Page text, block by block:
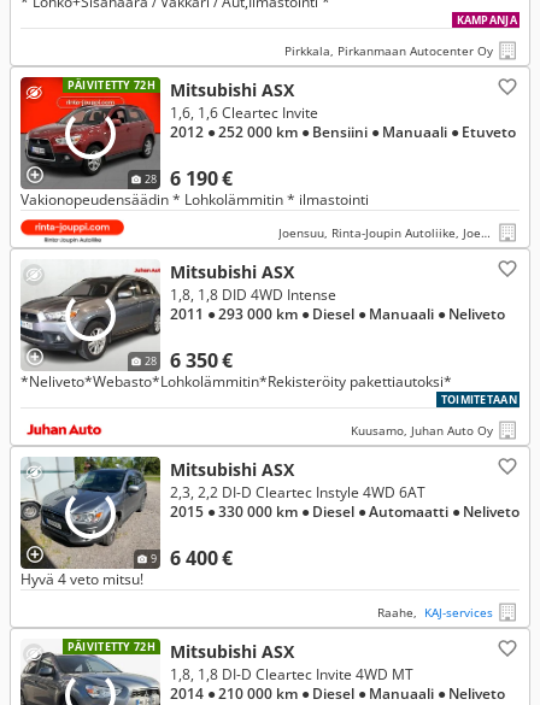
KAMPANJA
Pirkkala, Pirkanmaan Autocenter Oy
PÄIVITETTY 72H
28
Mitsubishi ASX
6 190 €
1,6, 1,6 Cleartec Invite
2012 ● 252 000 km ● Bensiini ● Manuaali ● Etuveto
Vakionopeudensäädin * Lohkolämmitin * ilmastointi
Joensuu, Rinta-Joupin Autoliike, Joensuu
28
Mitsubishi ASX
6 350 €
1,8, 1,8 DID 4WD Intense
2011 ● 293 000 km ● Diesel ● Manuaali ● Neliveto
*Neliveto*Webasto*Lohkolämmitin*Rekisteröity pakettiautoksi*
TOIMITETAAN
Kuusamo, Juhan Auto Oy
9
Mitsubishi ASX
6 400 €
2,3, 2,2 DI-D Cleartec Instyle 4WD 6AT
2015 ● 330 000 km ● Diesel ● Automaatti ● Neliveto
Hyvä 4 veto mitsu!
Raahe, KAJ-services
PÄIVITETTY 72H Mitsubishi ASX
1,8, 1,8 DI-D Cleartec Invite 4WD MT
2014 ● 210 000 km ● Diesel ● Manuaali ● Neliveto